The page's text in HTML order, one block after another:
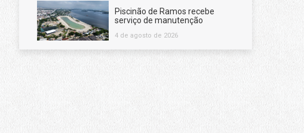
Piscinão de Ramos recebe
serviço de manutenção
4 de agosto de 2026